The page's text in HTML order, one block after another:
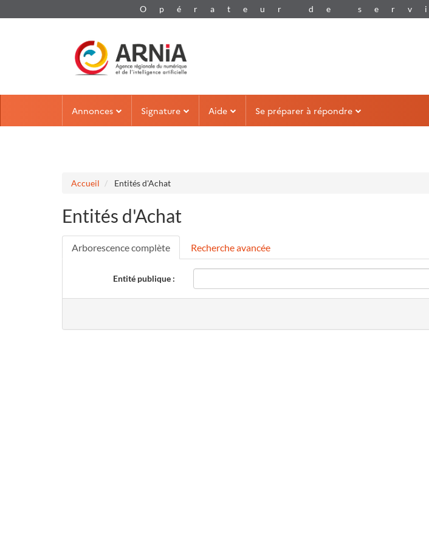
Annonces Signature Aide Se préparer à répondre
Accueil Entités d'Achat
Entités d'Achat
Arborescence complète Recherche avancée
Entité publique :